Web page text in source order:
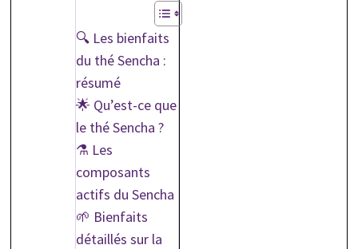
🔍 Les bienfaits
du thé Sencha :
résumé
🌟 Qu’est-ce que
le thé Sencha ?
⚗️ Les
composants
actifs du Sencha
🌱 Bienfaits
détaillés sur la